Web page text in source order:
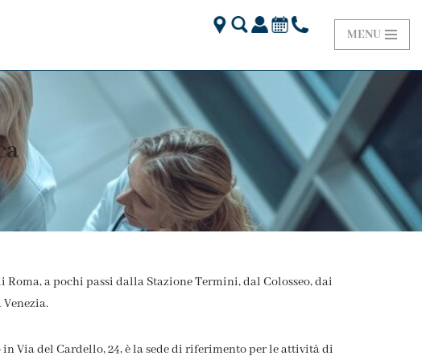
MENU
a pochi passi dalla Stazione Termini, dal Colosseo, dai
Via del Cardello, 24, è la sede di riferimento per le attività di